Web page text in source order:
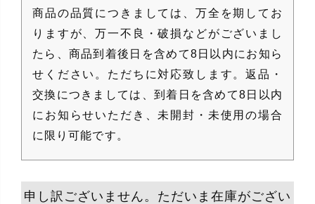
商品の品質につきましては、万全を期してお
りますが、万一不良・破損などがございまし
たら、商品到着後日を含めて8日以内にお知ら
せください。ただちに対応致します。返品・
交換につきましては、到着日を含めて8日以内
にお知らせいただき、未開封・未使用の場合
に限り可能です。
申し訳ございません。ただいま在庫がござい